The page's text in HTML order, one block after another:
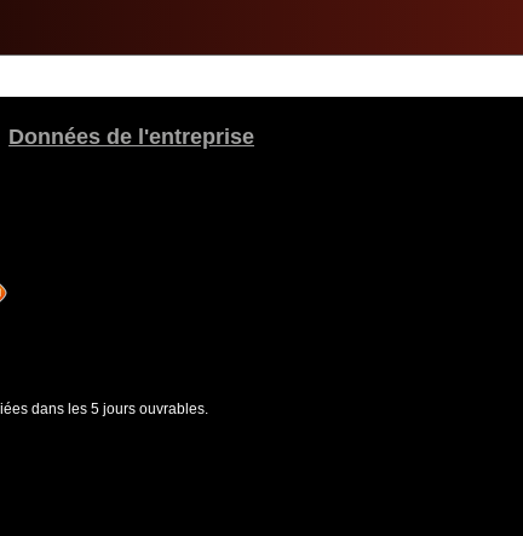
Données de l'entreprise
dans les 5 jours ouvrables.